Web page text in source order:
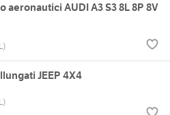
aeronautici AUDI A3 S3 8L 8P 8V
JEEP 4X4